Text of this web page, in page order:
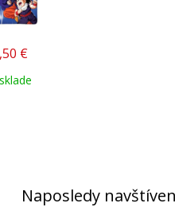
€
Naposledy